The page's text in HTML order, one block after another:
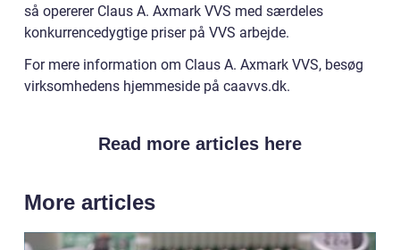
så opererer Claus A. Axmark VVS med særdeles
konkurrencedygtige priser på VVS arbejde.
For mere information om Claus A. Axmark VVS, besøg
virksomhedens hjemmeside på caavvs.dk.
Read more articles here
More articles